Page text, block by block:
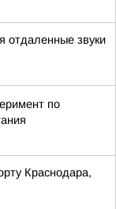
отдаленные звуки
по
Краснодара,